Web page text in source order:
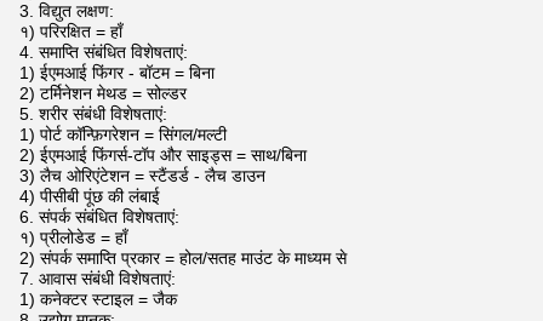
3. विद्युत लक्षण:
१) परिरक्षित = हाँ
4. समाप्ति संबंधित विशेषताएं:
1) ईएमआई फिंगर - बॉटम = बिना
2) टर्मिनेशन मेथड = सोल्डर
5. शरीर संबंधी विशेषताएं:
1) पोर्ट कॉन्फ़िगरेशन = सिंगल/मल्टी
2) ईएमआई फिंगर्स-टॉप और साइड्स = साथ/बिना
3) लैच ओरिएंटेशन = स्टैंडर्ड - लैच डाउन
4) पीसीबी पूंछ की लंबाई
6. संपर्क संबंधित विशेषताएं:
१) प्रीलोडेड = हाँ
2) संपर्क समाप्ति प्रकार = होल/सतह माउंट के माध्यम से
7. आवास संबंधी विशेषताएं:
1) कनेक्टर स्टाइल = जैक